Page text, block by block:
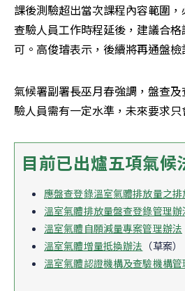
課後測驗超出當次課程內容範圍
查驗人員工作時程延後，建議合
可。高俊璿表示，後續將再通盤檢
氣候署副署長巫月春強調，盤查
驗人員需有一定水準，未來要求只
目前已出爐五項氣候
應盤查登錄溫室氣體排放量之排
溫室氣體排放量盤查登錄管理辦
溫室氣體自願減量專案管理辦法
溫室氣體增量抵換辦法 （草案）
溫室氣體認證機構及查驗機構管